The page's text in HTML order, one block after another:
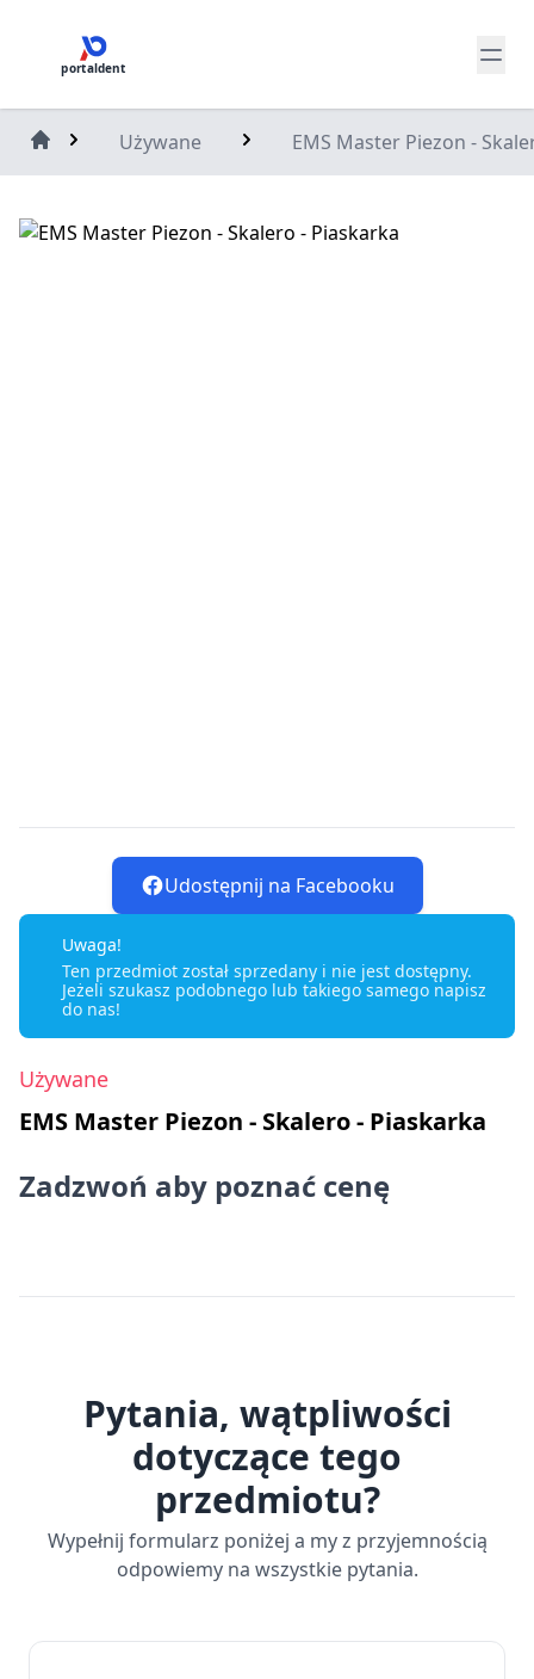
portaldent
Używane EMS Master Piezon -
Udostępnij na Facebooku
Uwaga!
Ten przedmiot został sprzedany i nie jest dostępny.
Jeżeli szukasz podobnego lub takiego samego napisz
do nas!
Używane
EMS Master Piezon - Skalero - Piaskarka
Zadzwoń aby poznać cenę
Pytania, wątpliwości
dotyczące tego
przedmiotu?
Wypełnij formularz poniżej a my z przyjemnością
odpowiemy na wszystkie pytania.